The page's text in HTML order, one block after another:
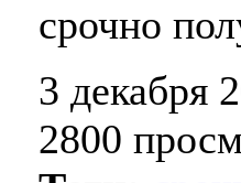
срочно
3 декабря
2800